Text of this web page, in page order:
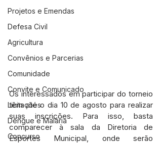
Projetos e Emendas
Defesa Civil
Agricultura
Convênios e Parcerias
Comunidade
Convite e Comunicado
Licitações
Dengue e Malária
Concurso
Os interessados em participar do torneio
têm até o dia 10 de agosto para realizar
suas inscrições. Para isso, basta
comparecer à sala da Diretoria de
Esportes Municipal, onde serão